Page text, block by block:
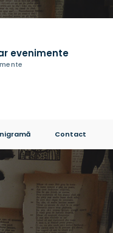
evenimente
Contact